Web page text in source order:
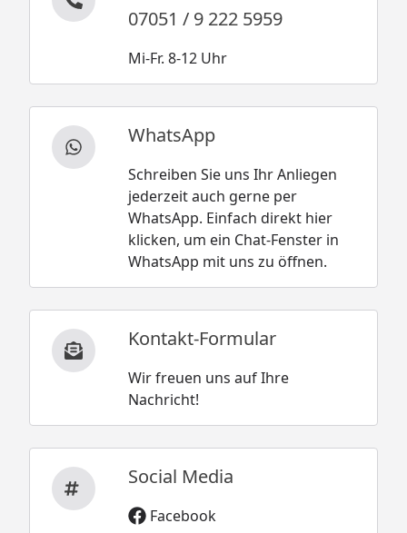
07051 / 9 222 5959
Mi-Fr. 8-12 Uhr
WhatsApp
Schreiben Sie uns Ihr Anliegen
jederzeit auch gerne per
WhatsApp. Einfach direkt hier
klicken, um ein Chat-Fenster in
WhatsApp mit uns zu öffnen.
Kontakt-Formular
Wir freuen uns auf Ihre
Nachricht!
Social Media
Facebook